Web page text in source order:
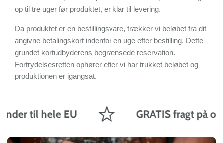
op til tre uger før produktet, er klar til levering.
Da produktet er en bestillingsvare, trækker vi beløbet fra dit
angivne betalingskort indenfor en uge efter bestilling. Dette
grundet kortudbyderens begrænsede reservation.
Fortrydelsesretten ophører efter vi har trukket beløbet og
produktionen er igangsat.
til hele EU GRATIS fragt på